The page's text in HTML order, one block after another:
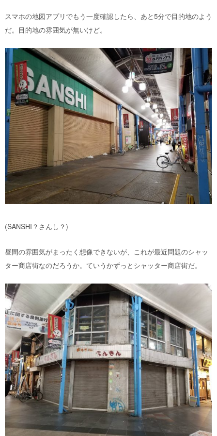
スマホの地図アプリでもう一度確認したら、あと5分で目的地のよう
だ。目的地の雰囲気が無いけど。
(SANSHI？さんし？)
昼間の雰囲気がまったく想像できないが、これが最近問題のシャッ
ター商店街なのだろうか。ていうかずっとシャッター商店街だ。